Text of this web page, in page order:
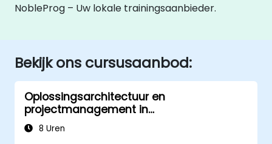
NobleProg – Uw lokale trainingsaanbieder.
Bekijk ons cursusaanbod:
Oplossingsarchitectuur en
projectmanagement in
softwareprojecten
8 Uren